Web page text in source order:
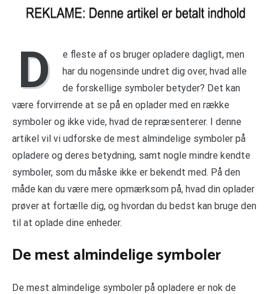
D
e fleste af os bruger opladere dagligt, men
har du nogensinde undret dig over, hvad alle
de forskellige symboler betyder? Det kan
være forvirrende at se på en oplader med en række
symboler og ikke vide, hvad de repræsenterer. I denne
artikel vil vi udforske de mest almindelige symboler på
opladere og deres betydning, samt nogle mindre kendte
symboler, som du måske ikke er bekendt med. På den
måde kan du være mere opmærksom på, hvad din oplader
prøver at fortælle dig, og hvordan du bedst kan bruge den
til at oplade dine enheder.
De mest almindelige symboler
De mest almindelige symboler på opladere er nok de